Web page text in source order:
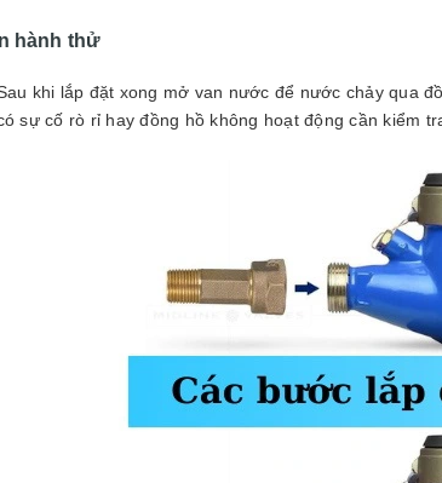
hành thử
khi lắp đặt xong mở van nước để nước chảy qua
sự cố rò rỉ hay đồng hồ không hoạt động cần kiểm